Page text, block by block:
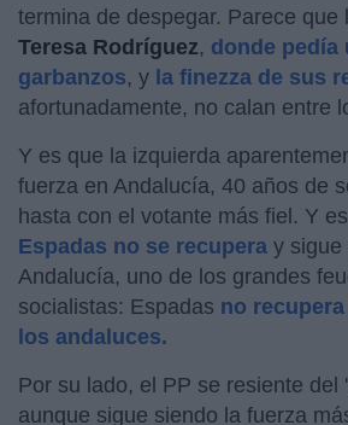
termina de despegar. Parece que
Teresa Rodríguez, donde pedía
garbanzos, y la finezza de sus
afortunadamente, no calan entre
Y es que la izquierda
fuerza en Andalucía, 40 años de
hasta con el votante más fiel. Y
Espadas no se recupera y sigue
Andalucía, uno de los grandes
socialistas: Espadas no
los andaluces.
Por su lado, el PP se resiente del
aunque sigue siendo la fuerza